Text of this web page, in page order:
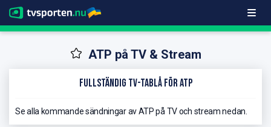
ATP på TV & Stream
Fullständig TV-Tablå för ATP
Se alla kommande sändningar av ATP på TV och stream nedan.